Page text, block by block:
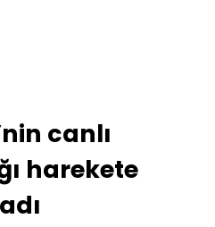
canlı
harekete